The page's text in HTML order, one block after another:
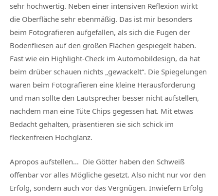
sehr hochwertig. Neben einer intensiven Reflexion wirkt
die Oberfläche sehr ebenmäßig. Das ist mir besonders
beim Fotografieren aufgefallen, als sich die Fugen der
Bodenfliesen auf den großen Flächen gespiegelt haben.
Fast wie ein Highlight-Check im Automobildesign, da hat
beim drüber schauen nichts „gewackelt“. Die Spiegelungen
waren beim Fotografieren eine kleine Herausforderung
und man sollte den Lautsprecher besser nicht aufstellen,
nachdem man eine Tüte Chips gegessen hat. Mit etwas
Bedacht gehalten, präsentieren sie sich schick im
fleckenfreien Hochglanz.
Apropos aufstellen… Die Götter haben den Schweiß
offenbar vor alles Mögliche gesetzt. Also nicht nur vor den
Erfolg, sondern auch vor das Vergnügen. Inwiefern Erfolg